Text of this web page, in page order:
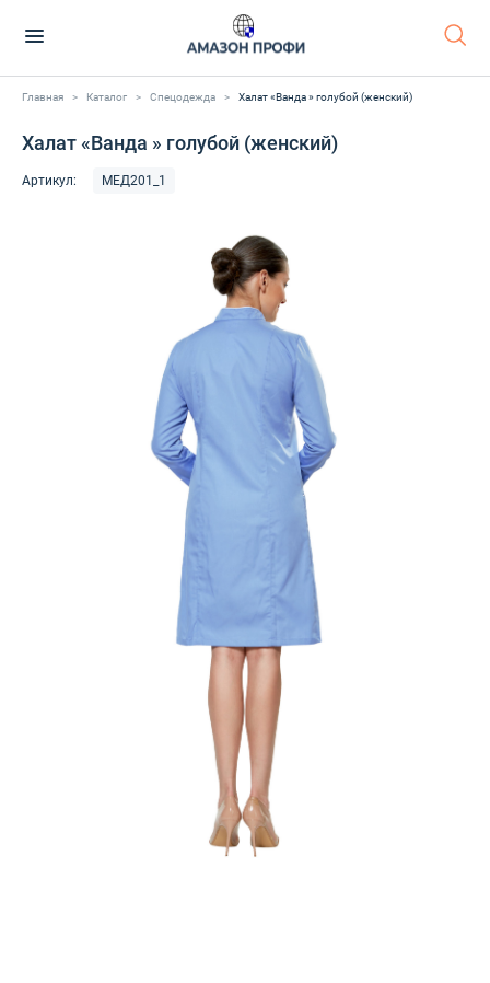
Главная > Каталог > Спецодежда > Халат «Ванда » голубой (женский)
Халат «Ванда » голубой (женский)
Артикул: МЕД201_1